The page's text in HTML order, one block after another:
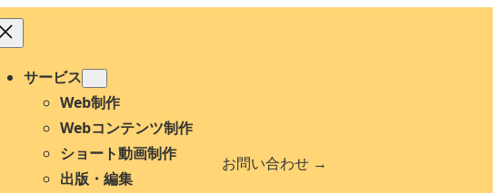
サービス
Web制作
Webコンテンツ制作
ショート動画制作
出版・編集
お問い合わせ →